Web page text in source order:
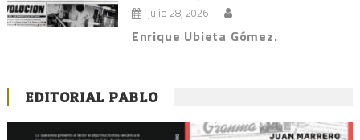
julio 28, 2026
Enrique Ubieta Gómez.
EDITORIAL PABLO